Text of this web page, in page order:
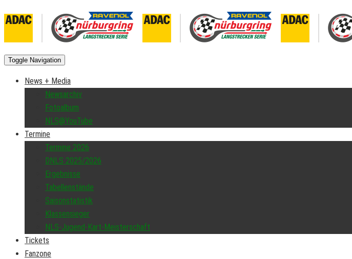
Toggle Navigation
News + Media
Newsarchiv
Fotoalbum
NLS@YouTube
Termine
Termine 2026
DNLS 2025/2026
Ergebnisse
Tabellenstände
Saisonstatistik
Klassensieger
NLS-Jugend-Kart-Meisterschaft
Tickets
Fanzone